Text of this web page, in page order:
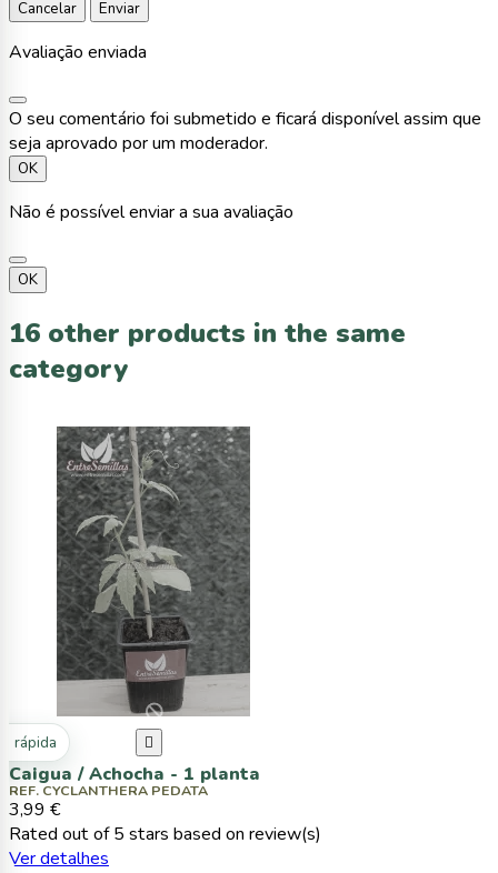
Cancelar Enviar
Avaliação enviada
O seu comentário foi submetido e ficará disponível assim que
seja aprovado por um moderador.
OK
Não é possível enviar a sua avaliação
OK
16 other products in the same
category
rápida 
Caigua / Achocha - 1 planta
REF. CYCLANTHERA PEDATA
3,99 €
Rated out of 5 stars based on review(s)
Ver detalhes